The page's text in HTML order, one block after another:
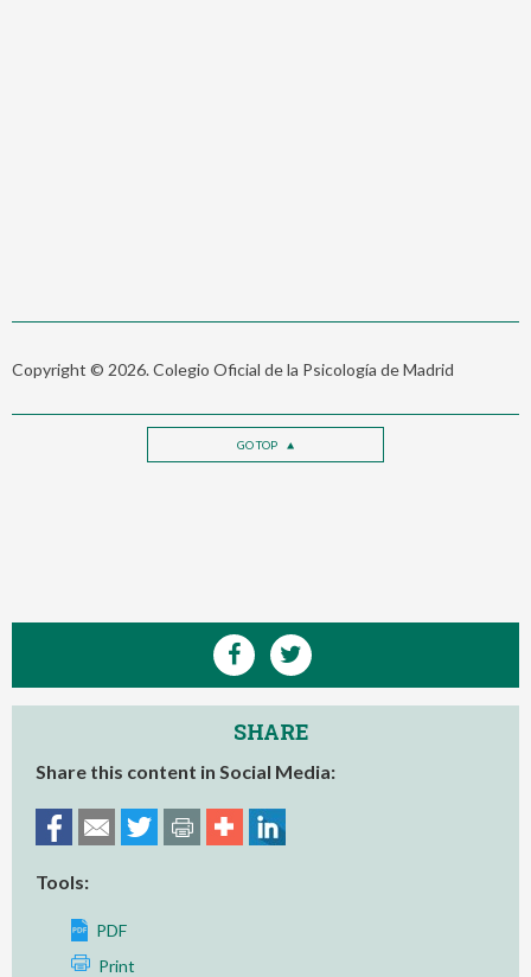
Copyright © 2026. Colegio Oficial de la Psicología de Madrid
GO TOP
SHARE
Share this content in Social Media:
Tools:
PDF
Print